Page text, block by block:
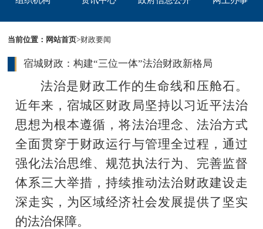
当前位置： 网站首页>财政要闻
宿城财政：构建“三位一体”法治财政新格局
法治是财政工作的生命线和压舱石。
近年来，宿城区财政局坚持以习近平法治
思想为根本遵循，将法治理念、法治方式
全面贯穿于财政运行与管理全过程，通过
强化法治思维、规范执法行为、完善监督
体系三大举措，持续推动法治财政建设走
深走实，为区域经济社会发展提供了坚实
的法治保障。